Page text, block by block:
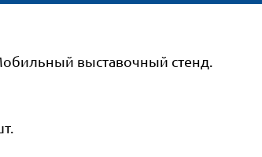
выставочный стенд.